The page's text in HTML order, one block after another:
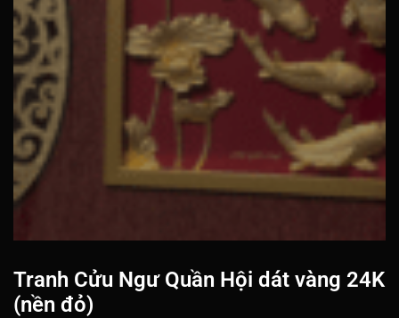
Tranh Cửu Ngư Quần Hội dát vàng 24K
(nền đỏ)